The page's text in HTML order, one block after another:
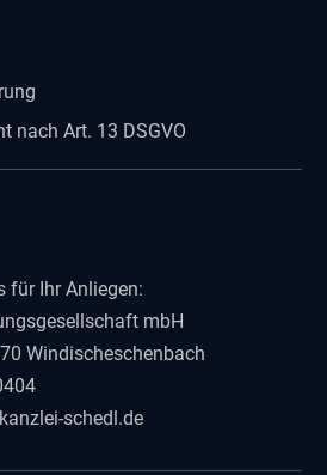
nach Art. 13 DSGVO
für Ihr Anliegen:
mbH
Windischeschenbach
schedl.de